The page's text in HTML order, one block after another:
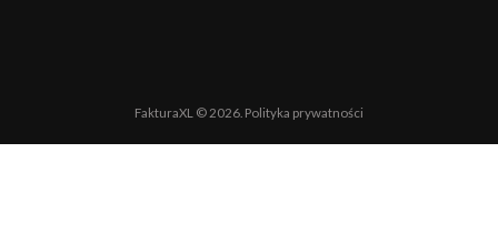
FakturaXL © 2026. Polityka prywatności